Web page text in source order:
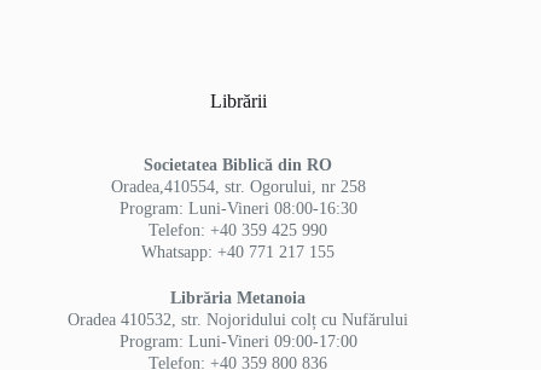
Librării
Societatea Biblică din RO
Oradea,410554, str. Ogorului, nr 258
Program: Luni-Vineri 08:00-16:30
Telefon: +40 359 425 990
Whatsapp: +40 771 217 155
Librăria Metanoia
Oradea 410532, str. Nojoridului colț cu Nufărului
Program: Luni-Vineri 09:00-17:00
Telefon: +40 359 800 836